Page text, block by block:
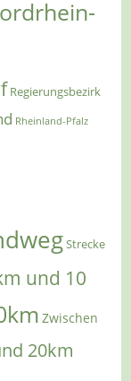
Regierungsbezirk
Rheinland-Pfalz
Strecke
und 10
Zwischen
20km